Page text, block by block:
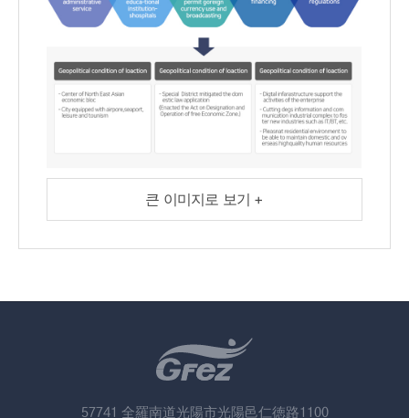
큰 이미지로 보기 +
57741 全羅南道光陽市光陽邑仁徳路1100